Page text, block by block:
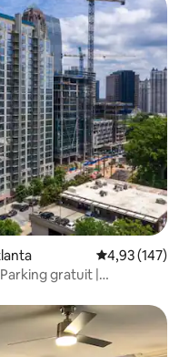
Évaluation
4,93 (147)
gratuit |